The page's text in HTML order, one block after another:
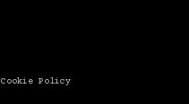
Cookie Policy